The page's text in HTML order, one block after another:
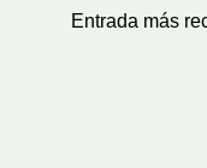
Entrada más